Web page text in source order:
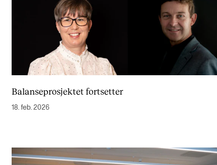
Balanseprosjektet fortsetter
18. feb. 2026